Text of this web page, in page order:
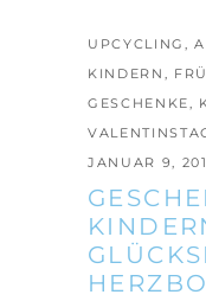
UPCYCLING ,
KINDERN ,
GESCHENKE,
JANUAR 9,